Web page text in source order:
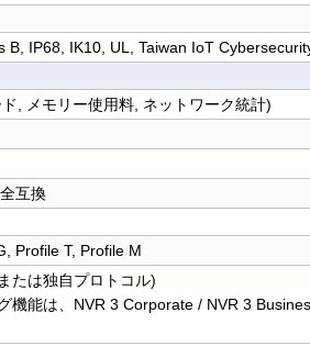
B, IP68, IK10, UL, Taiwan IoT
, メモリー使用料, ネットワーク統計)
互換
Profile T, Profile M
たは独自プロトコル)
機能は、NVR 3 Corporate / NVR 3